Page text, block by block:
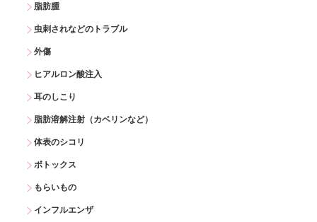
脂肪腫
虫刺されなどのトラブル
外傷
ヒアルロン酸注入
耳のしこり
脂肪溶解注射（カベリンなど）
体表のシコリ
ボトックス
もらいもの
インフルエンザ